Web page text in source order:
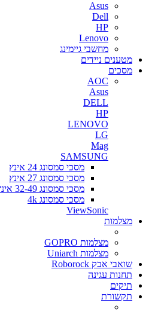
Asus
Dell
HP
Lenovo
מחשבי גיימינג
מטענים ניידים
מסכים
AOC
Asus
DELL
HP
LENOVO
LG
Mag
SAMSUNG
מסכי סמסונג 24 אינץ
מסכי סמסונג 27 אינץ
מסכי סמסונג 32-49 אינץ
מסכי סמסונג 4k
ViewSonic
מצלמות
מצלמות GOPRO
מצלמות Uniarch
שואבי אבק Roborock
תחנות עגינה
תיקים
תקשורת